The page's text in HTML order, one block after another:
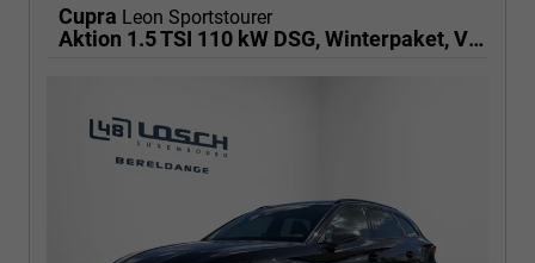
Cupra Leon Sportstourer
Aktion 1.5 TSI 110 kW DSG, Winterpaket, Virtual Pedal für Heckklappe, Klimaautomatik 3 Zonen, 18 Zoll Alufelgen, elektr. ACC,Full-LED,PDC, Radioanlage,induktive Ladestation